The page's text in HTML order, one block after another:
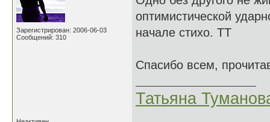
Зарегистрирован: 2006-06-03
Сообщений: 310
оптимистической
начале стихо. ТТ
Спасибо всем,
Татьяна